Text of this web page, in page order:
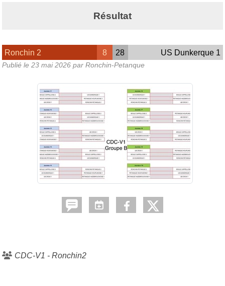
Résultat
Ronchin 2 8 28 US Dunkerque 1
Publié le 23 mai 2026 par Ronchin-Petanque
CDC-V1 - Ronchin2